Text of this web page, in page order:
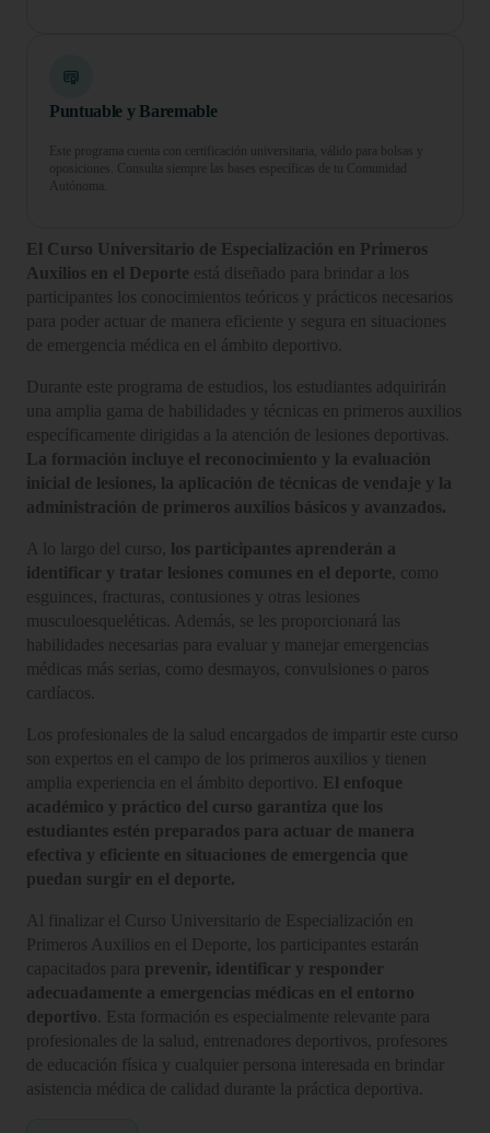
Puntuable y Baremable
Este programa cuenta con certificación universitaria, válido para bolsas y
oposiciones. Consulta siempre las bases específicas de tu Comunidad
Autónoma.
El Curso Universitario de Especialización en Primeros
Auxilios en el Deporte está diseñado para brindar a los
participantes los conocimientos teóricos y prácticos necesarios
para poder actuar de manera eficiente y segura en situaciones
de emergencia médica en el ámbito deportivo.
Durante este programa de estudios, los estudiantes adquirirán
una amplia gama de habilidades y técnicas en primeros auxilios
específicamente dirigidas a la atención de lesiones deportivas.
La formación incluye el reconocimiento y la evaluación
inicial de lesiones, la aplicación de técnicas de vendaje y la
administración de primeros auxilios básicos y avanzados.
A lo largo del curso, los participantes aprenderán a
identificar y tratar lesiones comunes en el deporte , como
esguinces, fracturas, contusiones y otras lesiones
musculoesqueléticas. Además, se les proporcionará las
habilidades necesarias para evaluar y manejar emergencias
médicas más serias, como desmayos, convulsiones o paros
cardíacos.
Los profesionales de la salud encargados de impartir este curso
son expertos en el campo de los primeros auxilios y tienen
amplia experiencia en el ámbito deportivo.
El enfoque
académico y práctico del curso garantiza que los
estudiantes estén preparados para actuar de manera
efectiva y eficiente en situaciones de emergencia que
puedan surgir en el deporte.
Al finalizar el Curso Universitario de Especialización en
Primeros Auxilios en el Deporte, los participantes estarán
capacitados para prevenir, identificar y responder
adecuadamente a emergencias médicas en el entorno
deportivo . Esta formación es especialmente relevante para
profesionales de la salud, entrenadores deportivos, profesores
de educación física y cualquier persona interesada en brindar
asistencia médica de calidad durante la práctica deportiva.